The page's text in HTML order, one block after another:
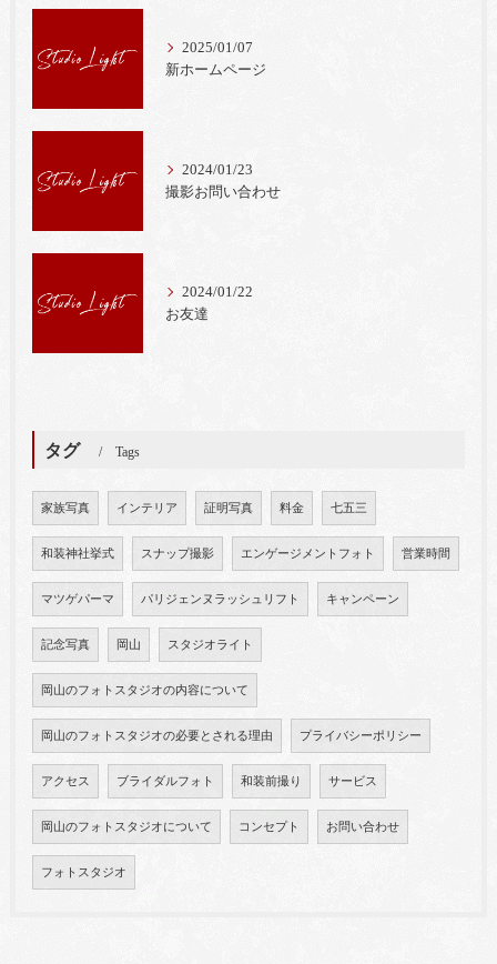
2025/01/07
新ホームページ
2024/01/23
撮影お問い合わせ
2024/01/22
お友達
タグ Tags
家族写真 インテリア 証明写真 料金 七五三
和装神社挙式 スナップ撮影 エンゲージメントフォト 営業時間
マツゲパーマ パリジェンヌラッシュリフト キャンペーン
記念写真 岡山 スタジオライト
岡山のフォトスタジオの内容について
岡山のフォトスタジオの必要とされる理由 プライバシーポリシー
アクセス ブライダルフォト 和装前撮り サービス
岡山のフォトスタジオについて コンセプト お問い合わせ
フォトスタジオ